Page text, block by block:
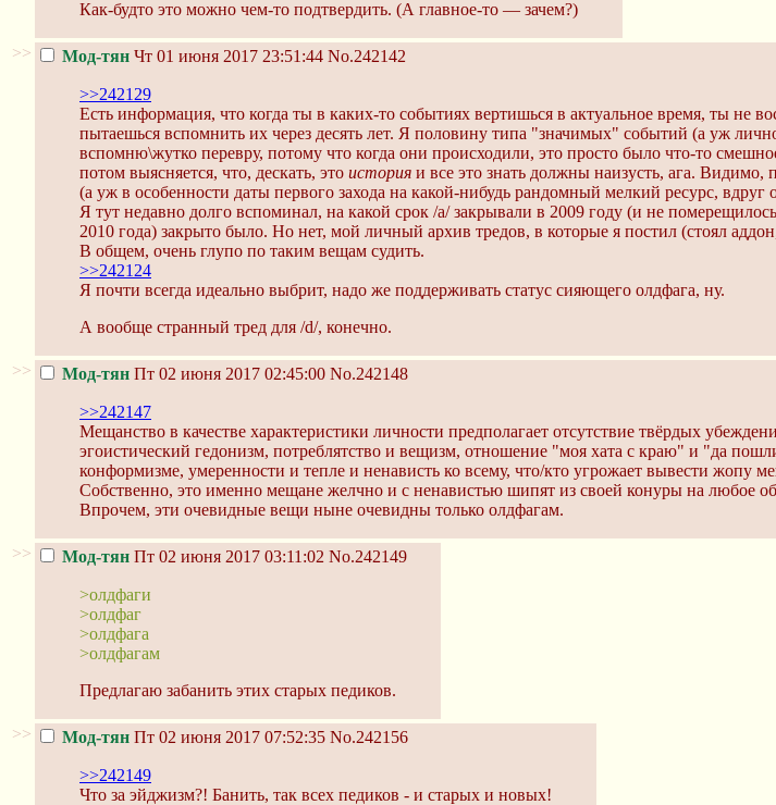
Как-будто это можно чем-то подтвердить. (А главное-то — зачем?)
>> Мод-тян Чт 01 июня 2017 23:51:44 No.242142
>>242129
Есть информация, что когда ты в каких-то событиях вертишься в актуальное время, ты не
пытаешься вспомнить их через десять лет. Я половину типа "значимых" событий (а уж
вспомню\жутко перевру, потому что когда они происходили, это просто было что-то
потом выясняется, что, дескать, это история и все это знать должны наизусть, ага.
(а уж в особенности даты первого захода на какой-нибудь рандомный мелкий ресурс, вдруг
Я тут недавно долго вспоминал, на какой срок /a/ закрывали в 2009 году (и не
2010 года) закрыто было. Но нет, мой личный архив тредов, в которые я постил (стоял
В общем, очень глупо по таким вещам судить.
>>242124
Я почти всегда идеально выбрит, надо же поддерживать статус сияющего олдфага, ну.
А вообще странный тред для /d/, конечно.
>> Мод-тян Пт 02 июня 2017 02:45:00 No.242148
>>242147
Мещанство в качестве характеристики личности предполагает отсутствие твёрдых
эгоистический гедонизм, потреблятство и вещизм, отношение "моя хата с краю" и "да
конформизме, умеренности и тепле и ненависть ко всему, что/кто угрожает вывести жопу
Собственно, это именно мещане желчно и с ненавистью шипят из своей конуры на любое
Впрочем, эти очевидные вещи ныне очевидны только олдфагам.
>> Мод-тян Пт 02 июня 2017 03:11:02 No.242149
>олдфаги
>олдфаг
>олдфага
>олдфагам
Предлагаю забанить этих старых педиков.
>> Мод-тян Пт 02 июня 2017 07:52:35 No.242156
>>242149
Что за эйджизм?! Банить, так всех педиков - и старых и новых!